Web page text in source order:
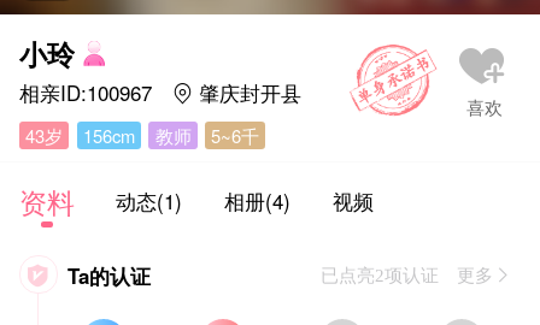
小玲
相亲ID:100967  肇庆封开县
43岁 156cm 教师 5~6千
资料 动态(1) 相册(4) 视频
 Ta的认证 已点亮2项认证 更多